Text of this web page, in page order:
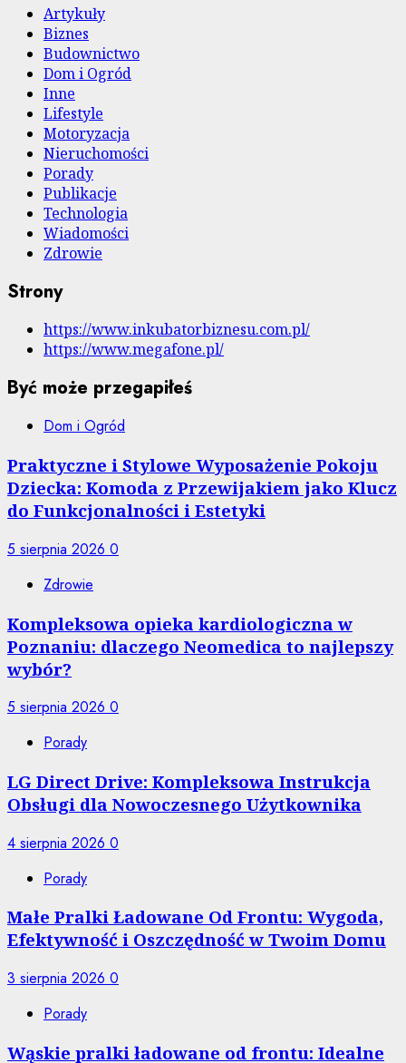
Artykuły
Biznes
Budownictwo
Dom i Ogród
Inne
Lifestyle
Motoryzacja
Nieruchomości
Porady
Publikacje
Technologia
Wiadomości
Zdrowie
Strony
https://www.inkubatorbiznesu.com.pl/
https://www.megafone.pl/
Być może przegapiłeś
Dom i Ogród
Praktyczne i Stylowe Wyposażenie Pokoju
Dziecka: Komoda z Przewijakiem jako Klucz
do Funkcjonalności i Estetyki
5 sierpnia 2026 0
Zdrowie
Kompleksowa opieka kardiologiczna w
Poznaniu: dlaczego Neomedica to najlepszy
wybór?
5 sierpnia 2026 0
Porady
LG Direct Drive: Kompleksowa Instrukcja
Obsługi dla Nowoczesnego Użytkownika
4 sierpnia 2026 0
Porady
Małe Pralki Ładowane Od Frontu: Wygoda,
Efektywność i Oszczędność w Twoim Domu
3 sierpnia 2026 0
Porady
Wąskie pralki ładowane od frontu: Idealne